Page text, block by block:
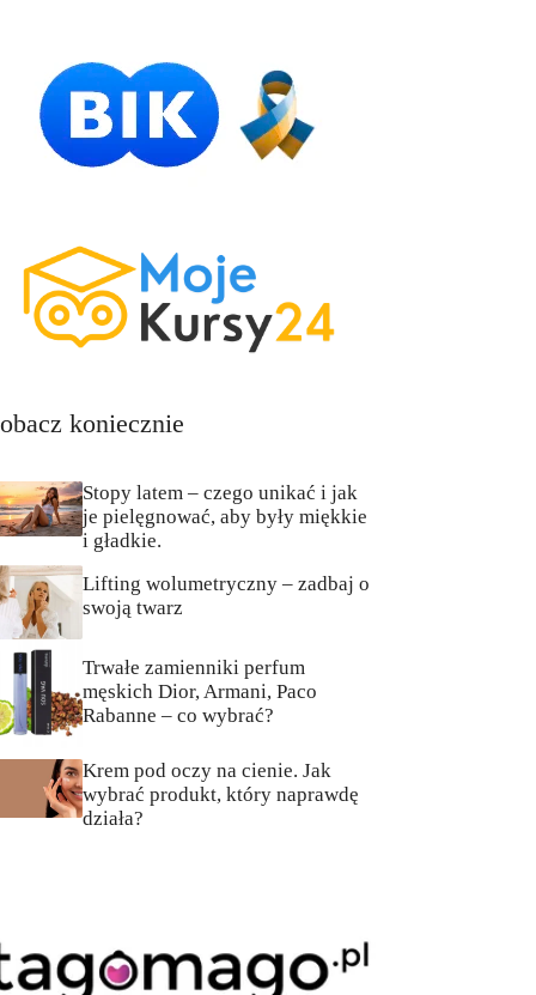
koniecznie
Stopy latem – czego unikać i jak
je pielęgnować, aby były miękkie
i gładkie.
Lifting wolumetryczny – zadbaj o
swoją twarz
Trwałe zamienniki perfum
męskich Dior, Armani, Paco
Rabanne – co wybrać?
Krem pod oczy na cienie. Jak
wybrać produkt, który naprawdę
działa?